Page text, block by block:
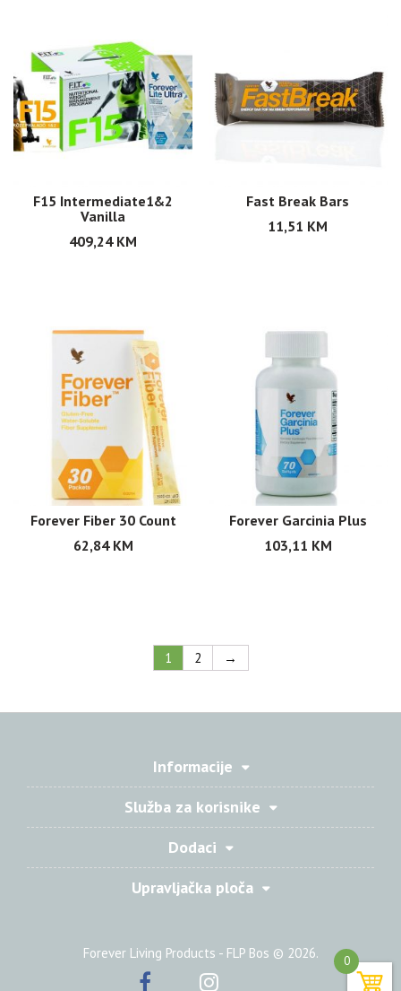
F15 Intermediate1&2
Vanilla
409,24 KM
Fast Break Bars
11,51 KM
Forever Fiber 30 Count
62,84 KM
Forever Garcinia Plus
103,11 KM
1 2 →
Informacije
Služba za korisnike
Dodaci
Upravljačka ploča
Forever Living Products - FLP Bos © 2026. 0